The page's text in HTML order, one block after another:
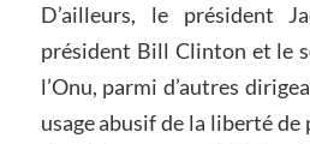
D’ailleurs, le président
président Bill Clinton et le
l’Onu, parmi d’autres
usage abusif de la liberté